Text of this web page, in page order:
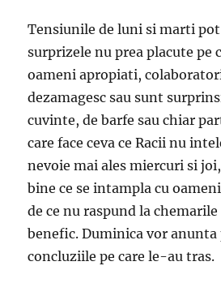
Tensiunile de luni si marti
surprizele nu prea placute pe
oameni apropiati,
dezamagesc sau sunt
cuvinte, de barfe sau chiar
care face ceva ce Racii nu
nevoie mai ales miercuri si
bine ce se intampla cu
de ce nu raspund la
benefic. Duminica vor anunta
concluziile pe care le-au tras.